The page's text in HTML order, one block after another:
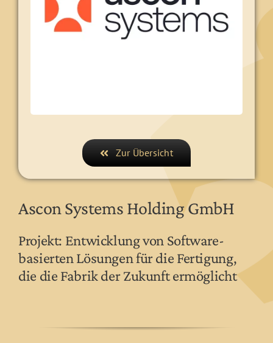
Zur Übersicht
Ascon Systems Holding GmbH
Projekt: Entwicklung von Software-
basierten Lösungen für die Fertigung,
die die Fabrik der Zukunft ermöglicht